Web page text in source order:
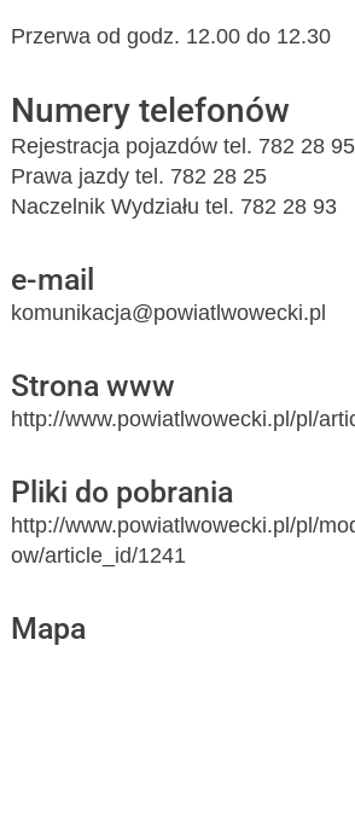
Przerwa od godz. 12.00 do 12.30
Numery telefonów
Rejestracja pojazdów tel. 782 28 95
Prawa jazdy tel. 782 28 25
Naczelnik Wydziału tel. 782 28 93
e-mail
komunikacja@powiatlwowecki.pl
Strona www
http://www.powiatlwowecki.pl/pl/
Pliki do pobrania
http://www.powiatlwowecki.pl/pl/
ow/article_id/1241
Mapa